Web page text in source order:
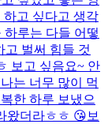
하고 싶다고 생각
루는 다들 어떻
고 벌써 힘들 것
보고 싶음요~ 안
는 너무 많이 먹
한 하루 보냈으
왔더라ㅎㅎ 😘 보